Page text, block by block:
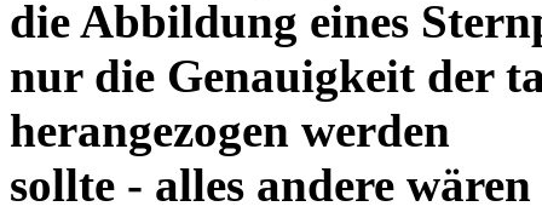
die Abbildung eines
nur die Genauigkeit der
herangezogen werden
sollte - alles andere